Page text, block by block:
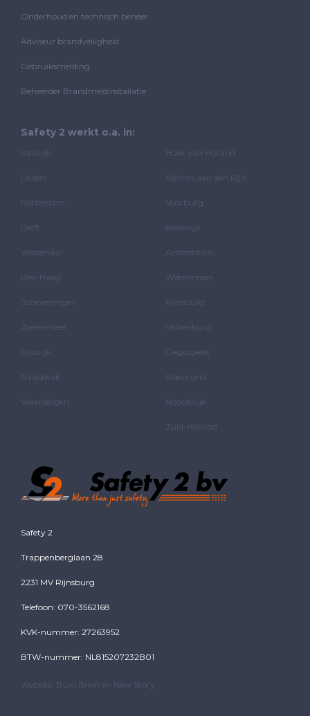
Onderhoud en technisch beheer
Adviseur brandveiligheid
Gebruiksmelding
Beheerder Brandmeldinstallatie
Safety 2 werkt o.a. in:
Katwijk
Leiden
Rotterdam
Delft
Wassenaar
Den Haag
Scheveningen
Zoetermeer
Rijswijk
Naaldwijk
Vlaardingen
Hoek van Holland
Alphen aan den Rijn
Voorburg
Bleiswijk
Amsterdam
Wateringen
Rijnsburg
Valkenburg
Oegstgeest
Warmond
Noordwijk
Zuid-Holland
Safety 2
Trappenberglaan 28
2231 MV Rijnsburg
Telefoon: 070-3562168
KVK-nummer: 27263952
BTW-nummer: NL815207232B01
Website: Buro Brein en New Story